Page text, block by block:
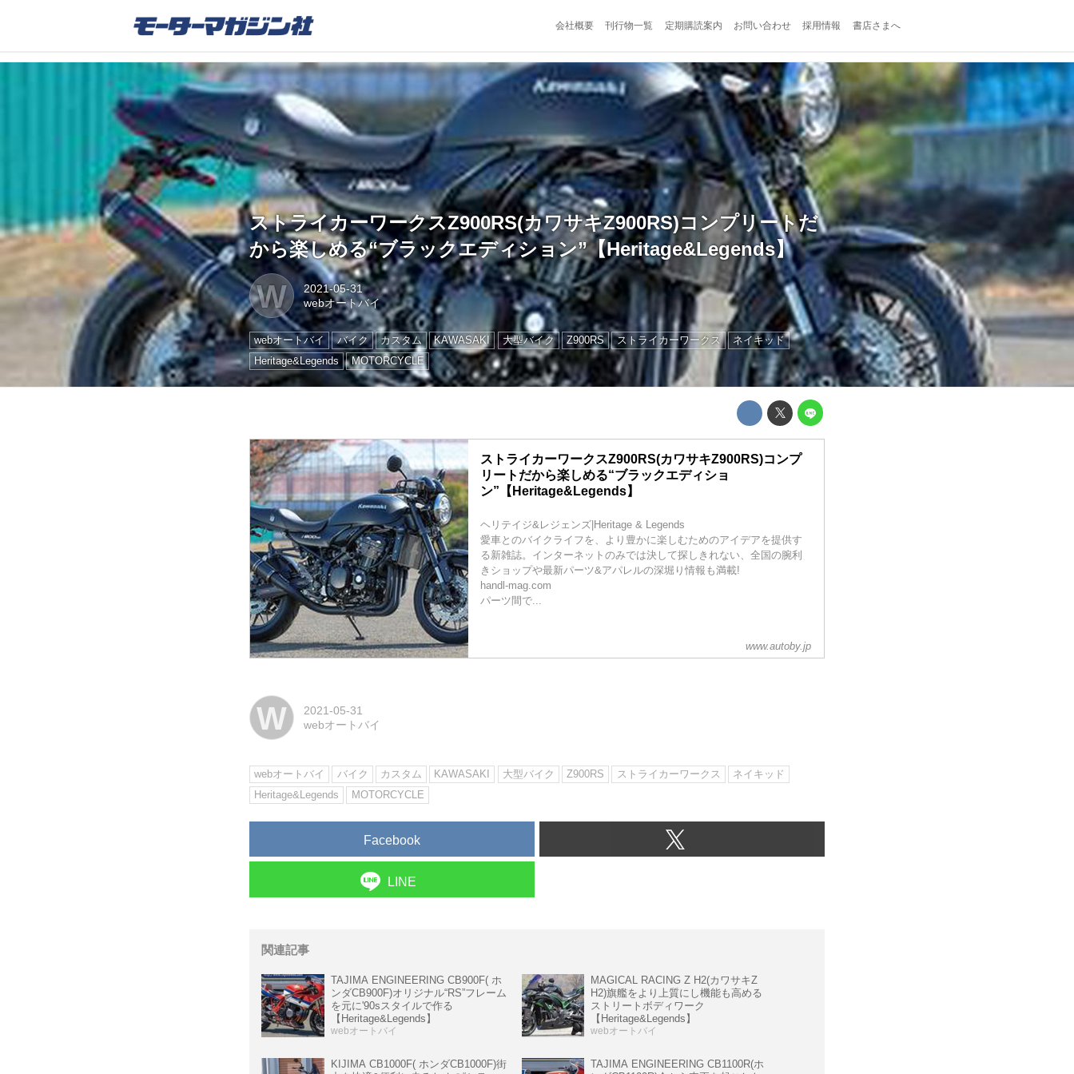
会社概要 刊行物一覧 定期購読案内 お問い合わせ 採用情報 書店さまへ
ストライカーワークスZ900RS(カワサキZ900RS)コンプリートだ
から楽しめる“ブラックエディション”【Heritage&Legends】
W
2021-05-31
webオートバイ
webオートバイ バイク カスタム KAWASAKI 大型バイク Z900RS ストライカーワークス
ネイキッド
Heritage&Legends
MOTORCYCLE
ストライカーワークスZ900RS(カワサキZ900RS)コンプ
リートだから楽しめる“ブラックエディショ
ン”【Heritage&Legends】
ヘリテイジ&レジェンズ|Heritage & Legends
愛車とのバイクライフを、より豊かに楽しむためのアイデアを提供す
る新雑誌。インターネットのみでは決して探しきれない、全国の腕利
きショップや最新パーツ&アパレルの深堀り情報も満載!
handl-mag.com
パーツ間で...
www.autoby.jp
W
2021-05-31
webオートバイ
webオートバイ バイク カスタム KAWASAKI 大型バイク Z900RS ストライカーワークス
ネイキッド
Heritage&Legends
MOTORCYCLE
Facebook
LINE
関連記事
TAJIMA ENGINEERING CB900F( ホ
ンダCB900F)オリジナル“RS”フレーム
を元に'90sスタイルで作る
【Heritage&Legends】
webオートバイ
MAGICAL RACING Z H2(カワサキZ
H2)旗艦をより上質にし機能も高める
ストリートボディワーク
【Heritage&Legends】
webオートバイ
KIJIMA CB1000F( ホンダCB1000F)街
TAJIMA ENGINEERING CB1100R(ホ